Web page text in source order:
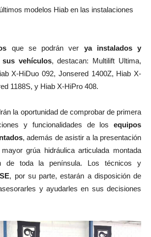
modelos Hiab en las instalaciones
que se podrán ver ya instalados y
vehículos, destacan: Multilift Ultima,
X-HiDuo 092, Jonsered 1400Z, Hiab X-
1188S, y Hiab X-HiPro 408.
la oportunidad de comprobar de primera
y funcionalidades de los equipos
, además de asistir a la presentación
grúa hidráulica articulada montada
de toda la península. Los técnicos y
, por su parte, estarán a disposición de
y ayudarles en sus decisiones